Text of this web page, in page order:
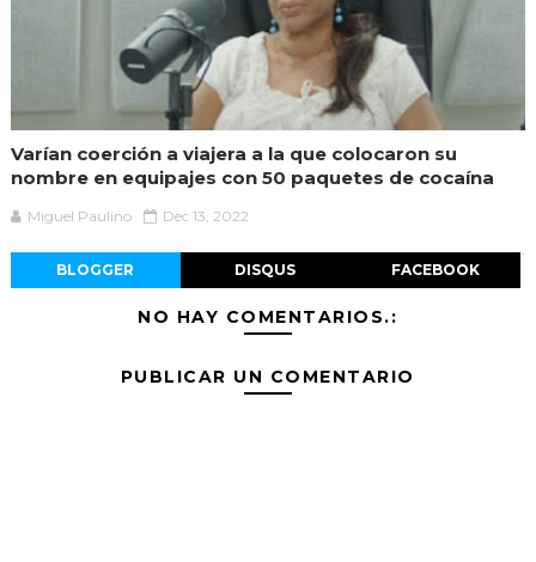
Varían coerción a viajera a la que colocaron su
nombre en equipajes con 50 paquetes de cocaína
Miguel Paulino Dec 13, 2022
BLOGGER DISQUS FACEBOOK
NO HAY COMENTARIOS.:
PUBLICAR UN COMENTARIO